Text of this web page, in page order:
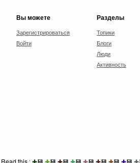
Вы можете
Зарегистрироваться
Войти
Разделы
Топики
Блоги
Люди
Активность
Read this :✚💾 ✚💾 ✚💾 ✚💾 ✚💾 ✚💾 ✚💾 ✚💾 ✚